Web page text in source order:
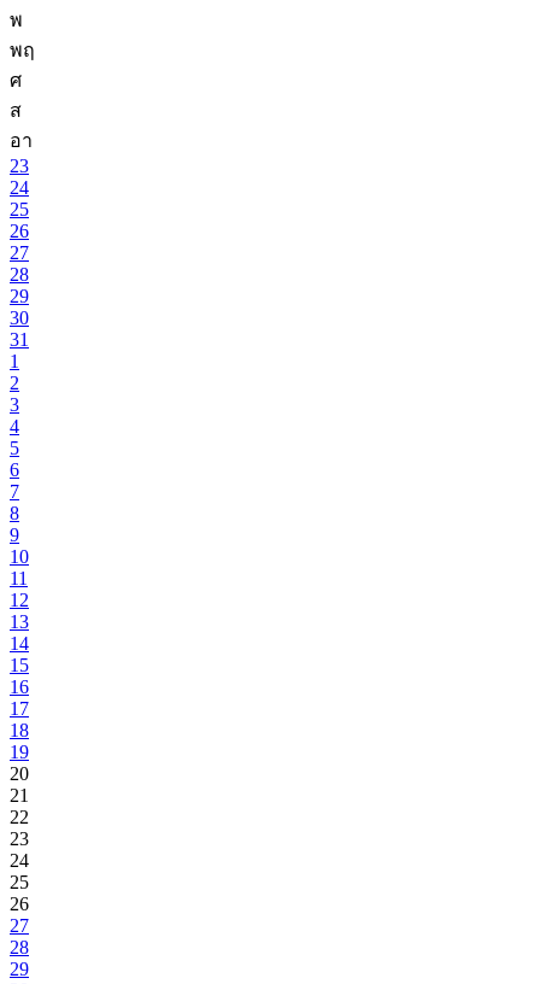
พ
พฤ
ศ
ส
อา
23
24
25
26
27
28
29
30
31
1
2
3
4
5
6
7
8
9
10
11
12
13
14
15
16
17
18
19
20
21
22
23
24
25
26
27
28
29